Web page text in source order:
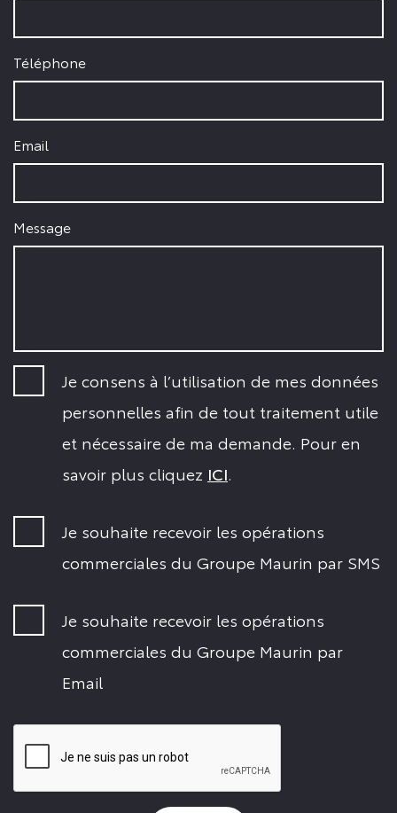
Téléphone
Email
Message
Je consens à l’utilisation de mes données
personnelles afin de tout traitement utile
et nécessaire de ma demande. Pour en
savoir plus cliquez ICI.
Je souhaite recevoir les opérations
commerciales du Groupe Maurin par SMS
Je souhaite recevoir les opérations
commerciales du Groupe Maurin par
Email